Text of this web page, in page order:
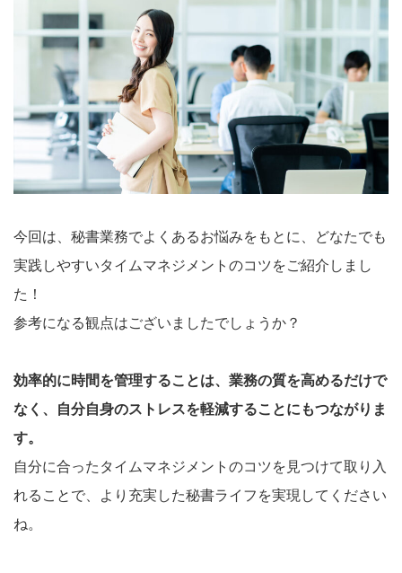
今回は、秘書業務でよくあるお悩みをもとに、どなたでも
実践しやすいタイムマネジメントのコツをご紹介しまし
た！
参考になる観点はございましたでしょうか？
効率的に時間を管理することは、業務の質を高めるだけで
なく、自分自身のストレスを軽減することにもつながりま
す。
自分に合ったタイムマネジメントのコツを見つけて取り入
れることで、より充実した秘書ライフを実現してください
ね。